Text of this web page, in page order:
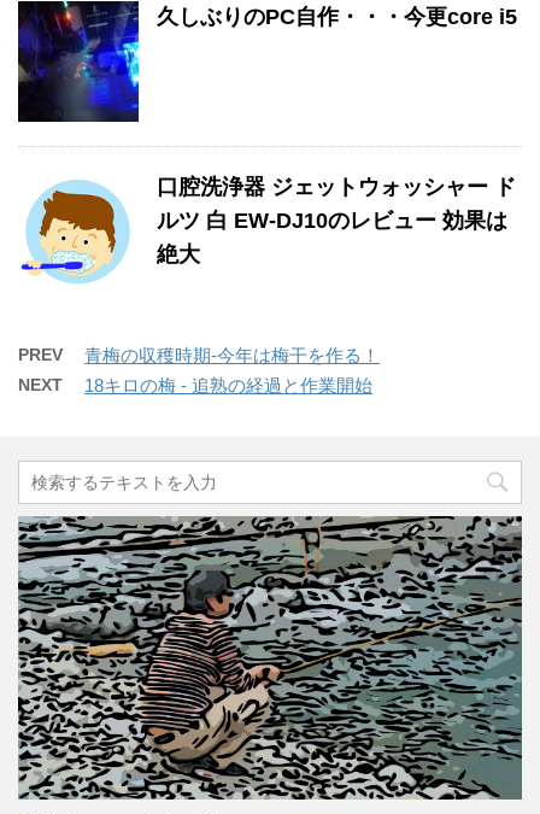
久しぶりのPC自作・・・今更core i5
口腔洗浄器 ジェットウォッシャー ド
ルツ 白 EW-DJ10のレビュー 効果は
絶大
PREV 青梅の収穫時期-今年は梅干を作る！
NEXT 18キロの梅 - 追熟の経過と作業開始